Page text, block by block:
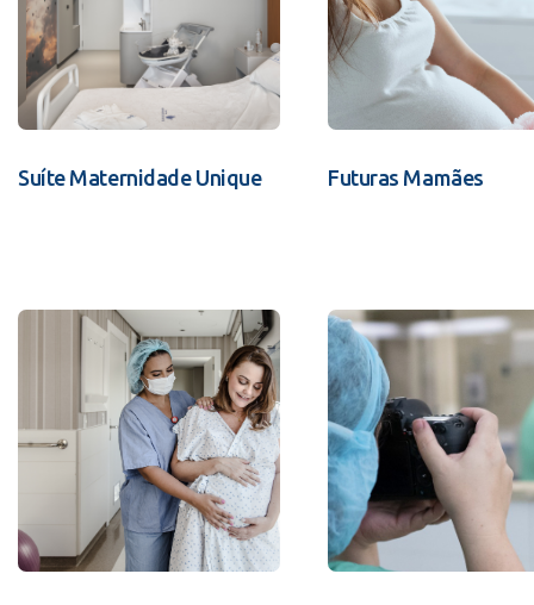
Suíte Maternidade Unique Futuras Mamães